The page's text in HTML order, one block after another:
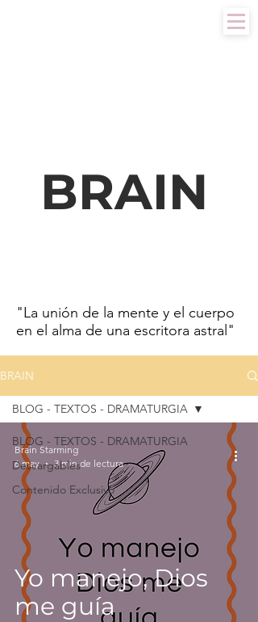
BRAIN
"La unión de la mente y el cuerpo
en el alma de una escritora astral"
BRAIN
BLOG - TEXTOS - DRAMATURGIA
Descargables
Contenido Exclusivo
BLOG - TEXTOS - DRAMATURGIA
Yo manejo, Dios
me guía
Brain Starming
6 may
3 min de lectura